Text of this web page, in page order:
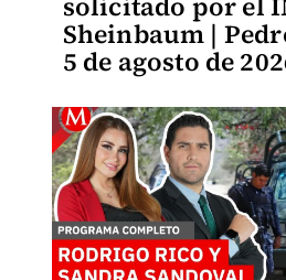
Sheinbaum |
5 de agosto de